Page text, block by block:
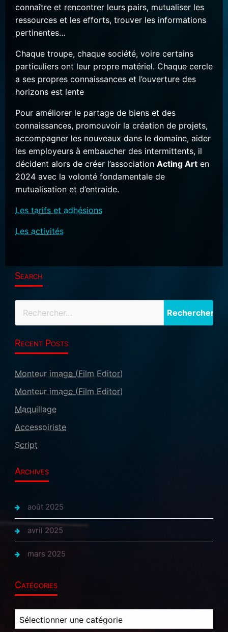
connaître et rencontrer leurs pairs, mutualiser les
ressources et les efforts, trouver les informations
pertinentes…
Chaque troupe, chaque société, voire certains
particuliers ont leur propre matériel. Chaque cercle
a ses propres connaissances et l’ouverture des
horizons est lente
Pour améliorer le partage de biens et des
connaissances, promouvoir la création de projets,
accompagner les nouveaux dans le domaine, aider
les employeurs à embaucher des intermittents, il
décident alors de créer l’association Acting Art en
2024 avec la volonté fondamentale de
mutualisation et d’entraide.
Les tarifs et adhésions
Les activités
Search
Recent Posts
Monteur image (Film Editor)
Monteur image (Film Editor)
Maquillage
Accessoiriste
Script
Archives
août 2025
avril 2025
mars 2025
Catégories
Catégories